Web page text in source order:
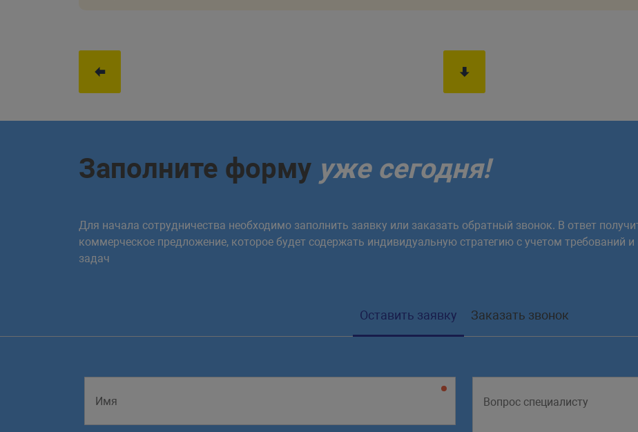
Заполните форму уже сегодня!
Для начала сотрудничества необходимо заполнить заявку или заказать обратный звонок. В ответ
коммерческое предложение, которое будет содержать индивидуальную стратегию с учетом требований и
задач
Оставить заявку Заказать звонок